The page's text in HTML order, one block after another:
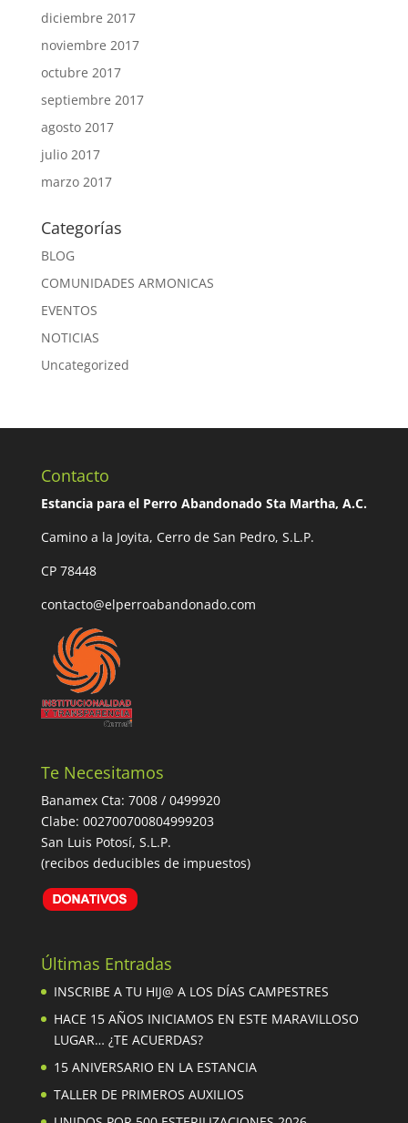
diciembre 2017
noviembre 2017
octubre 2017
septiembre 2017
agosto 2017
julio 2017
marzo 2017
Categorías
BLOG
COMUNIDADES ARMONICAS
EVENTOS
NOTICIAS
Uncategorized
Contacto
Estancia para el Perro Abandonado Sta Martha, A.C.
Camino a la Joyita, Cerro de San Pedro, S.L.P.
CP 78448
contacto@elperroabandonado.com
Te Necesitamos
Banamex Cta: 7008 / 0499920
Clabe: 002700700804999203
San Luis Potosí, S.L.P.
(recibos deducibles de impuestos)
Últimas Entradas
INSCRIBE A TU HIJ@ A LOS DÍAS CAMPESTRES
HACE 15 AÑOS INICIAMOS EN ESTE MARAVILLOSO
LUGAR… ¿TE ACUERDAS?
15 ANIVERSARIO EN LA ESTANCIA
TALLER DE PRIMEROS AUXILIOS